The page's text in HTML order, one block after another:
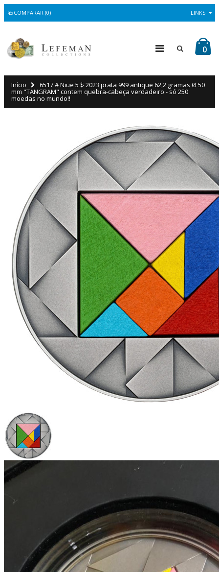
COMPARAR (0) LINKS
0
Início 6517 # Niue 5 $ 2023 prata 999 antique 62,2 gramas Ø 50
mm "TANGRAM" contem quebra-cabeça verdadeiro - só 250
moedas no mundo!!